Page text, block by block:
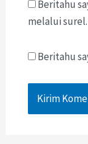
Beritahu
melalui surel.
Beritahu